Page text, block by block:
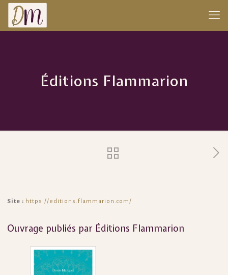
Éditions Flammarion
Site : https://editions.flammarion.com/
Ouvrage publiés par Éditions Flammarion